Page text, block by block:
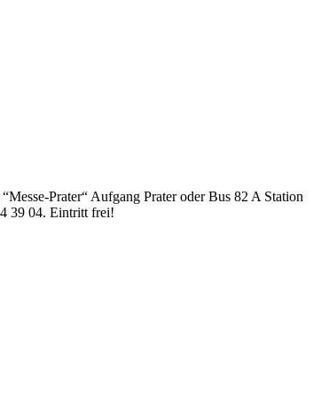
Prater“ Aufgang Prater oder Bus 82 A Station
39 04. Eintritt frei!